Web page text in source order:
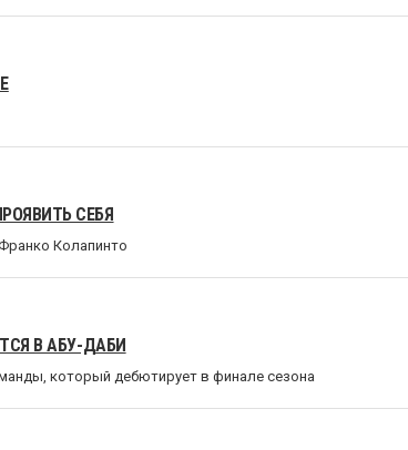
СЕБЯ
Колапинто
В АБУ-ДАБИ
который дебютирует в финале сезона